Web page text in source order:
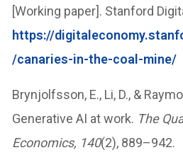
[Working paper]. Stanford
https://
/canaries-in-the-coal-mine/
Brynjolfsson, E., Li, D., &
Generative AI at work. The
Economics, 140(2), 889–942.